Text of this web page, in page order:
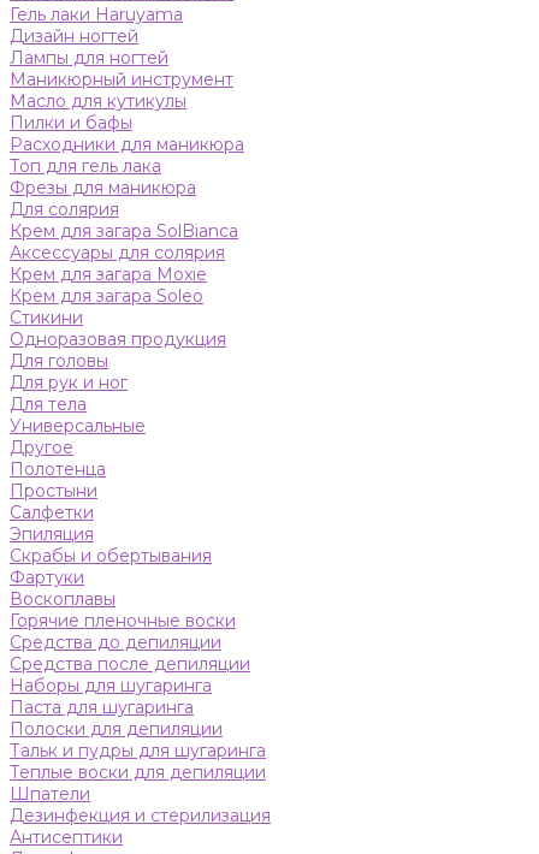
Гель лаки Haruyama
Дизайн ногтей
Лампы для ногтей
Маникюрный инструмент
Масло для кутикулы
Пилки и бафы
Расходники для маникюра
Топ для гель лака
Фрезы для маникюра
Для солярия
Крем для загара SolBianca
Аксессуары для солярия
Крем для загара Moxie
Крем для загара Soleo
Стикини
Одноразовая продукция
Для головы
Для рук и ног
Для тела
Универсальные
Другое
Полотенца
Простыни
Салфетки
Эпиляция
Скрабы и обертывания
Фартуки
Воскоплавы
Горячие пленочные воски
Средства до депиляции
Средства после депиляции
Наборы для шугаринга
Паста для шугаринга
Полоски для депиляции
Тальк и пудры для шугаринга
Теплые воски для депиляции
Шпатели
Дезинфекция и стерилизация
Антисептики